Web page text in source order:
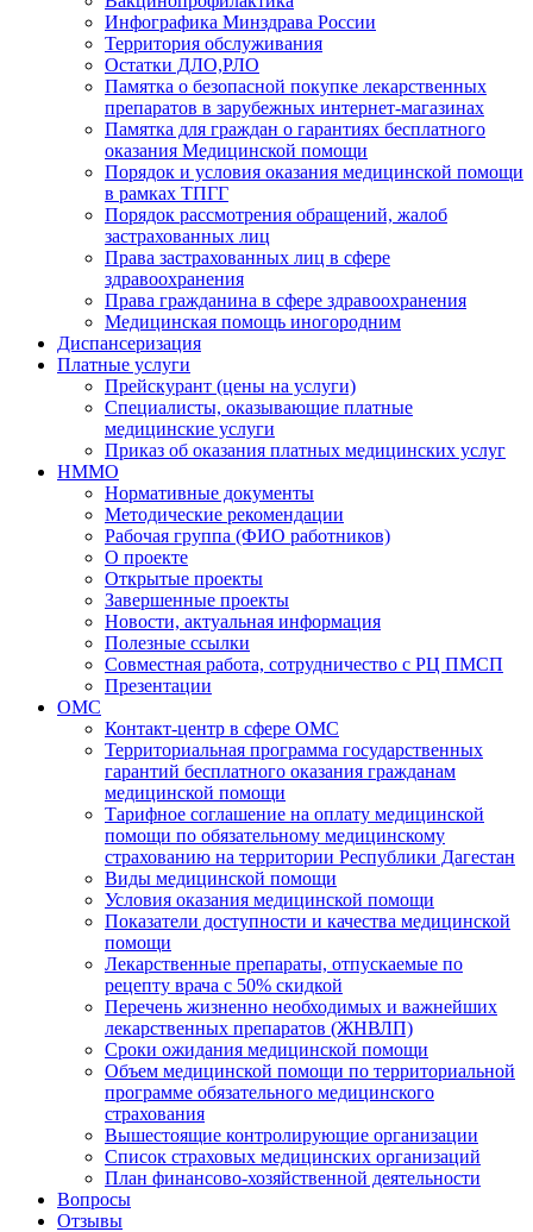
Инфографика Минздрава России
Территория обслуживания
Остатки ДЛО,РЛО
Памятка о безопасной покупке лекарственных
препаратов в зарубежных интернет-магазинах
Памятка для граждан о гарантиях бесплатного
оказания Медицинской помощи
Порядок и условия оказания медицинской помощи
в рамках ТПГГ
Порядок рассмотрения обращений, жалоб
застрахованных лиц
Права застрахованных лиц в сфере
здравоохранения
Права гражданина в сфере здравоохранения
Медицинская помощь иногородним
Диспансеризация
Платные услуги
Прейскурант (цены на услуги)
Специалисты, оказывающие платные
медицинские услуги
Приказ об оказания платных медицинских услуг
НММО
Нормативные документы
Методические рекомендации
Рабочая группа (ФИО работников)
О проекте
Открытые проекты
Завершенные проекты
Новости, актуальная информация
Полезные ссылки
Совместная работа, сотрудничество с РЦ ПМСП
Презентации
ОМС
Контакт-центр в сфере ОМС
Территориальная программа государственных
гарантий бесплатного оказания гражданам
медицинской помощи
Тарифное соглашение на оплату медицинской
помощи по обязательному медицинскому
страхованию на территории Республики Дагестан
Виды медицинской помощи
Условия оказания медицинской помощи
Показатели доступности и качества медицинской
помощи
Лекарственные препараты, отпускаемые по
рецепту врача с 50% скидкой
Перечень жизненно необходимых и важнейших
лекарственных препаратов (ЖНВЛП)
Сроки ожидания медицинской помощи
Объем медицинской помощи по территориальной
программе обязательного медицинского
страхования
Вышестоящие контролирующие организации
Список страховых медицинских организаций
План финансово-хозяйственной деятельности
Вопросы
Отзывы